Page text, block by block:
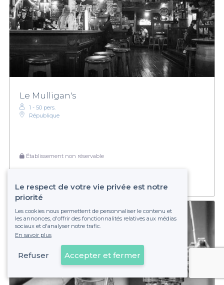
Le Mulligan's
1 - 50 pers.
République
Établissement non réservable
Voir sur la carte
Le respect de votre vie privée est notre
priorité
Les cookies nous permettent de personnaliser le contenu et
les annonces, d'offrir des fonctionnalités relatives aux médias
sociaux et d'analyser notre trafic.
En savoir plus
Refuser Accepter et fermer